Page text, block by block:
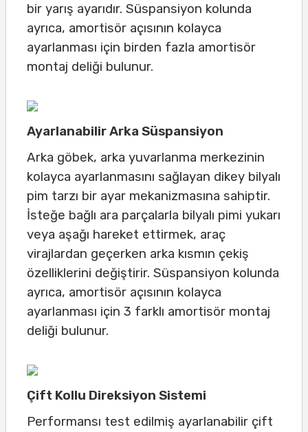
bir yarış ayarıdır. Süspansiyon kolunda
ayrıca, amortisör açısının kolayca
ayarlanması için birden fazla amortisör
montaj deliği bulunur.
Ayarlanabilir Arka Süspansiyon
Arka göbek, arka yuvarlanma merkezinin
kolayca ayarlanmasını sağlayan dikey bilyalı
pim tarzı bir ayar mekanizmasına sahiptir.
İsteğe bağlı ara parçalarla bilyalı pimi yukarı
veya aşağı hareket ettirmek, araç
virajlardan geçerken arka kısmın çekiş
özelliklerini değiştirir. Süspansiyon kolunda
ayrıca, amortisör açısının kolayca
ayarlanması için 3 farklı amortisör montaj
deliği bulunur.
Çift Kollu Direksiyon Sistemi
Performansı test edilmiş ayarlanabilir çift